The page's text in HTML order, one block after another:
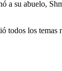
a su abuelo,
todos los temas